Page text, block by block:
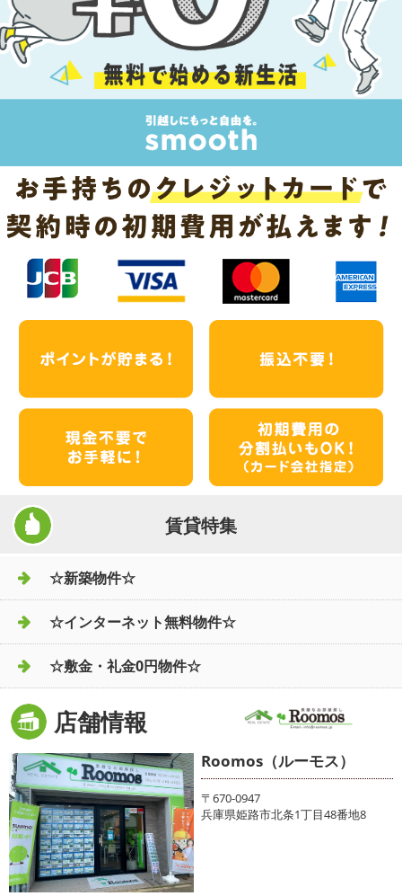
賃貸特集
☆新築物件☆
☆インターネット無料物件☆
☆敷金・礼金0円物件☆
店舗情報
Roomos（ルーモス）
〒670-0947
兵庫県姫路市北条1丁目48番地8